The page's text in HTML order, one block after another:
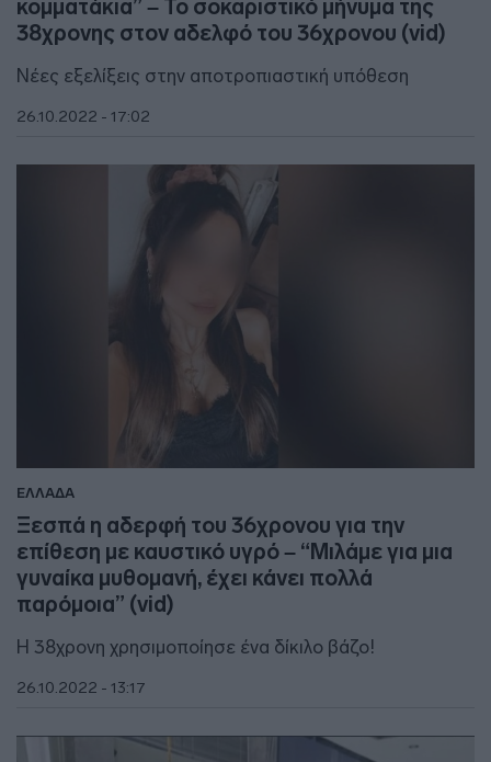
κομματάκια” – Το σοκαριστικό μήνυμα της
38χρονης στον αδελφό του 36χρονου (vid)
Νέες εξελίξεις στην αποτροπιαστική υπόθεση
26.10.2022 - 17:02
ΕΛΛΑΔΑ
Ξεσπά η αδερφή του 36χρονου για την
επίθεση με καυστικό υγρό – “Μιλάμε για μια
γυναίκα μυθομανή, έχει κάνει πολλά
παρόμοια” (vid)
Η 38χρονη χρησιμοποίησε ένα δίκιλο βάζο!
26.10.2022 - 13:17